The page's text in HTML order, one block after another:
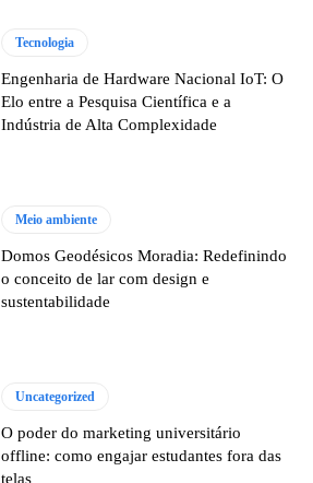
Tecnologia
Engenharia de Hardware Nacional IoT: O
Elo entre a Pesquisa Científica e a
Indústria de Alta Complexidade
Meio ambiente
Domos Geodésicos Moradia: Redefinindo
o conceito de lar com design e
sustentabilidade
Uncategorized
O poder do marketing universitário
offline: como engajar estudantes fora das
telas